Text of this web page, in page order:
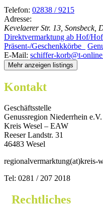
Telefon: 02838 / 9215
Adresse:
Kevelaerer Str. 13, Sonsbeck,
Direktvermarktung ab Hof/
Präsent-/Geschenkkörbe
E-Mail: schiffer-korb@t-
Mehr anzeigen listings
Kontakt
Geschäftsstelle
Genussregion Niederrhein e.V.
Kreis Wesel – EAW
Reeser Landstr. 31
46483 Wesel
regionalvermarktung(at)kreis-
Tel: 0281 / 207 2018
Rechtliches